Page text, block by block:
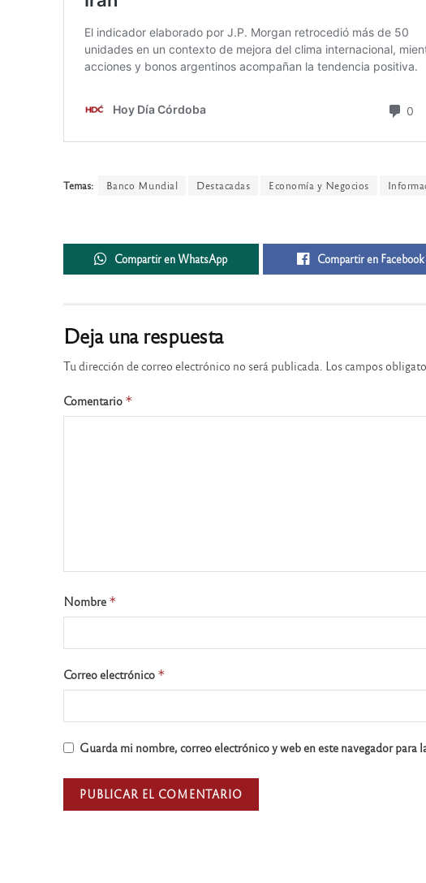
Temas: Banco Mundial Destacadas Economía y Negocios
Compartir en WhatsApp Compartir en Facebook
Deja una respuesta
Tu dirección de correo electrónico no será publicada. Los campos
Comentario *
Nombre *
Correo electrónico *
Guarda mi nombre, correo electrónico y web en este navegador para